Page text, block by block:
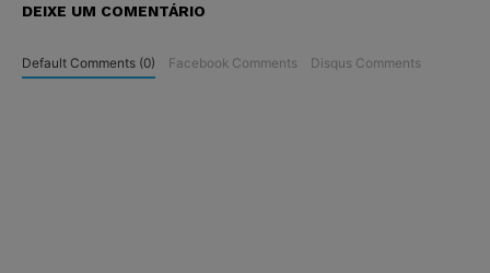
DEIXE UM COMENTÁRIO
Default Comments (0) Facebook Comments Disqus Comments